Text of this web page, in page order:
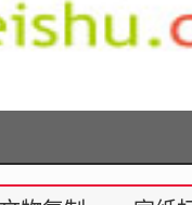
径推广自己的作品?